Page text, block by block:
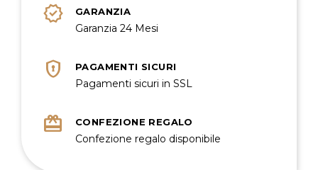
verified GARANZIA
Garanzia 24 Mesi
encrypted PAGAMENTI SICURI
Pagamenti sicuri in SSL
redeem CONFEZIONE REGALO
Confezione regalo disponibile